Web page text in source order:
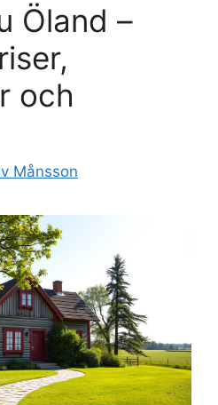
Öland –
och
Månsson